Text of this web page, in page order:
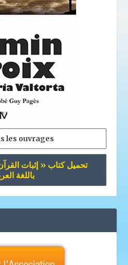
les ouvrages
تحميل كتاب « إثبات
باللغة